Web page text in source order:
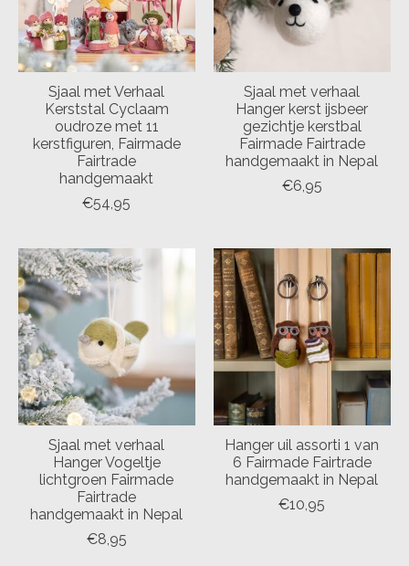
Sjaal met Verhaal
Kerststal Cyclaam
oudroze met 11
kerstfiguren, Fairmade
Fairtrade
handgemaakt
€54,95
Sjaal met verhaal
Hanger kerst ijsbeer
gezichtje kerstbal
Fairmade Fairtrade
handgemaakt in Nepal
€6,95
Sjaal met verhaal
Hanger Vogeltje
lichtgroen Fairmade
Fairtrade
handgemaakt in Nepal
€8,95
Hanger uil assorti 1 van
6 Fairmade Fairtrade
handgemaakt in Nepal
€10,95